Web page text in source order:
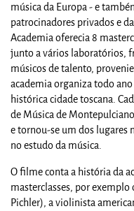
música da Europa - e
patrocinadores privados e
Academia oferecia 8
junto a vários laboratórios,
músicos de talento,
academia organiza todo
histórica cidade toscana.
de Música de
e tornou-se um dos lugares
no estudo da música.
O filme conta a história da
masterclasses, por
Pichler), a violinista